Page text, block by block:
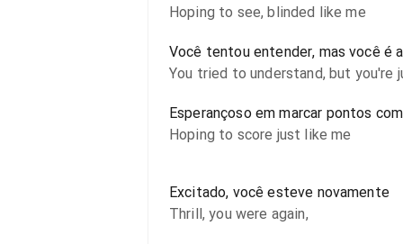
Hoping to see, blinded like me
Você tentou entender, mas você é
You tried to understand, but you're
Esperançoso em marcar pontos
Hoping to score just like me
Excitado, você esteve novamente
Thrill, you were again,